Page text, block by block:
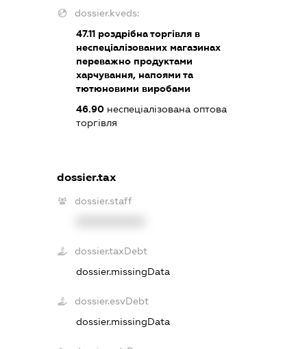
dossier.kveds:
47.11 роздрібна торгівля в
неспеціалізованих магазинах
переважно продуктами
харчування, напоями та
тютюновими виробами
46.90 неспеціалізована оптова
торгівля
dossier.tax
dossier.staff
dossier.taxDebt
dossier.missingData
dossier.esvDebt
dossier.missingData